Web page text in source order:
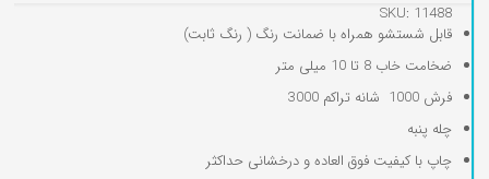
SKU: 11488
قابل شستشو همراه با ضمانت رنگ ( رنگ ثابت)
ضخامت خاب 8 تا 10 میلی متر
فرش 1000 شانه تراکم 3000
چله پنبه
چاپ با کیفیت فوق العاده و درخشانی حداکثر